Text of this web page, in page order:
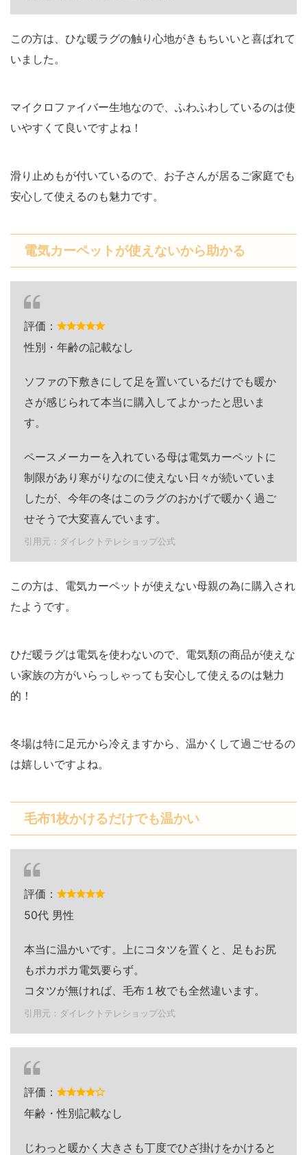
この方は、ひな暖ラグの触り心地がきもちいいと喜ばれて
いました。
マイクロファイバー生地なので、ふわふわしているのは使
いやすくて良いですよね！
滑り止めもが付いているので、お子さんが居るご家庭でも
安心して使えるのも魅力です。
電気カーペットが使えないから助かる
評価：
性別・年齢の記載なし
ソファの下敷きにして足を置いているだけでも暖か
さが感じられて本当に購入してよかったと思いま
す。
ペースメーカーを入れている母は電気カーペットに
制限があり寒がりなのに使えない日々が続いていま
したが、今年の冬はこのラグのおかげで暖かく過ご
せそうで大変喜んでいます。
引用元：ダイレクトテレショップ公式
この方は、電気カーペットが使えない母親の為に購入され
たようです。
ひだ暖ラグは電気を使わないので、電気類の商品が使えな
い家族の方がいらっしゃっても安心して使えるのは魅力
的！
冬場は特に足元から冷えますから、温かくして過ごせるの
は嬉しいですよね。
毛布1枚かけるだけでも温かい
評価：
50代 男性
本当に温かいです。上にコタツを置くと、足もお尻
もポカポカ電気要らず。
コタツが無ければ、毛布１枚でも全然違います。
引用元：ダイレクトテレショップ公式
評価：
年齢・性別記載なし
じわっと暖かく大きさも丁度でひざ掛けをかけると